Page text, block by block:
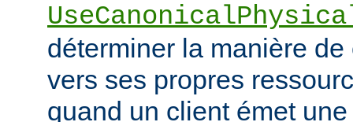
déterminer la manière
vers ses propres
quand un client émet